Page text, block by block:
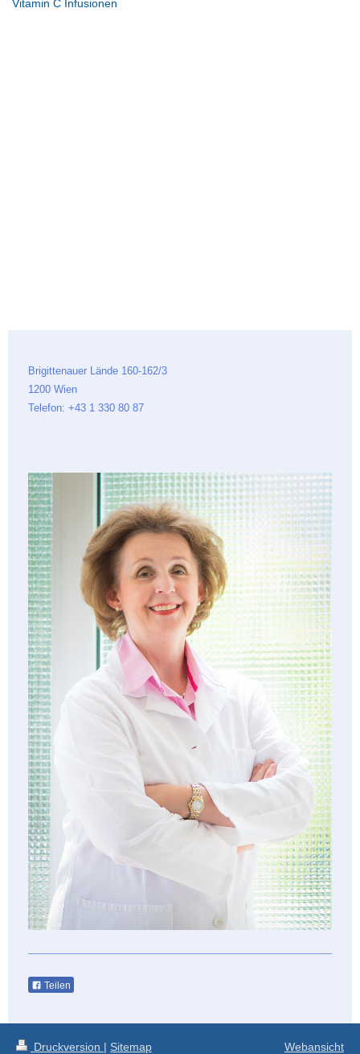
Vitamin C Infusionen
Brigittenauer Lände 160-162/3
1200 Wien
Telefon: +43 1 330 80 87
Teilen
Druckversion | Sitemap Webansicht